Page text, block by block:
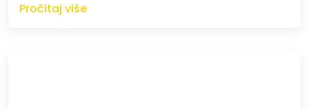
Pročitaj više